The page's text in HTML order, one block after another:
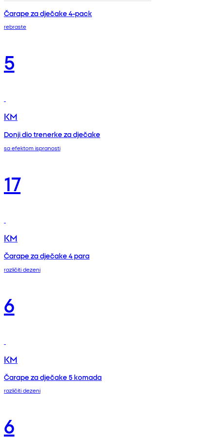
Čarape za dječake 4-pack
rebraste
5
KM
Donji dio trenerke za dječake
sa efektom ispranosti
17
KM
Čarape za dječake 4 para
različiti dezeni
6
KM
Čarape za dječake 5 komada
različiti dezeni
6